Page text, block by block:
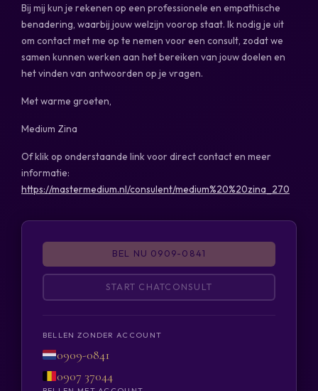
Bij mij kun je rekenen op een professionele en empathische
benadering, waarbij jouw welzijn voorop staat. Ik nodig je uit
om contact met me op te nemen voor een consult, zodat we
samen kunnen werken aan het bereiken van jouw doelen en
het vinden van antwoorden op je vragen.
Met warme groeten,
Medium Zina
Of klik op onderstaande link voor direct contact en meer
informatie:
https://mastermedium.nl/consulent/medium%20%20zina_270
BEL NU 0909-0841
START CHATCONSULT
BELLEN ZONDER ACCOUNT
0909-0841
0907 37044